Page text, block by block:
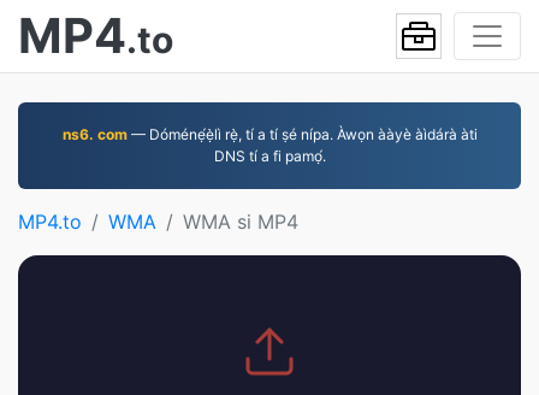
MP4.to
ns6. com— Dóménẹ́ẹ̀lì rẹ̀, tí a tí ṣé nípa. Àwọn ààyè àìdárà àti
DNS tí a fi pamọ́.
MP4.to WMA WMA si MP4